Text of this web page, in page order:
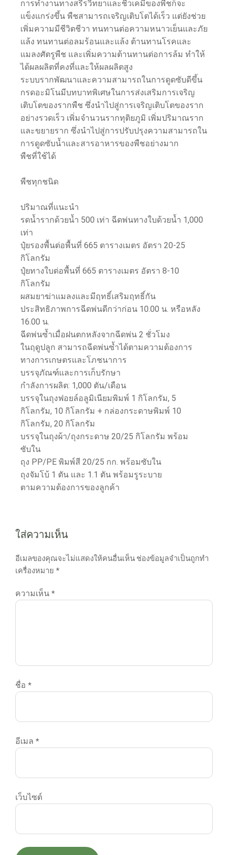
การทำงานทางสรีรวิทยาและชีวเคมีของพืชก็จะ
แข็งแกร่งขึ้น พืชสามารถเจริญเติบโตได้เร็ว แต่ยังช่วย
เพิ่มความมีชีวิตชีวา ทนทานต่อความหนาวเย็นและภัย
แล้ง ทนทานต่อลมร้อนและแล้ง ต้านทานโรคและ
แมลงศัตรูพืช และเพิ่มความต้านทานต่อการล้ม ทำให้
ได้ผลผลิตที่คงที่และให้ผลผลิตสูง
ระบบรากพัฒนาและความสามารถในการดูดซับดีขึ้น
กรดอะมิโนมีบทบาทพิเศษในการส่งเสริมการเจริญ
เติบโตของรากพืช ซึ่งนำไปสู่การเจริญเติบโตของราก
อย่างรวดเร็ว เพิ่มจำนวนรากทุติยภูมิ เพิ่มปริมาณราก
และขยายราก ซึ่งนำไปสู่การปรับปรุงความสามารถใน
การดูดซับน้ำและสารอาหารของพืชอย่างมาก
พืชที่ใช้ได้
พืชทุกชนิด
ปริมาณที่แนะนำ
รดน้ำรากด้วยน้ำ 500 เท่า ฉีดพ่นทางใบด้วยน้ำ 1,000
เท่า
ปุ๋ยรองพื้นต่อพื้นที่ 665 ตารางเมตร อัตรา 20-25
กิโลกรัม
ปุ๋ยทางใบต่อพื้นที่ 665 ตารางเมตร อัตรา 8-10
กิโลกรัม
ผสมยาฆ่าแมลงและมีฤทธิ์เสริมฤทธิ์กัน
ประสิทธิภาพการฉีดพ่นดีกว่าก่อน 10.00 น. หรือหลัง
16.00 น.
ฉีดพ่นซ้ำเมื่อฝนตกหลังจากฉีดพ่น 2 ชั่วโมง
ในฤดูปลูก สามารถฉีดพ่นซ้ำได้ตามความต้องการ
ทางการเกษตรและโภชนาการ
บรรจุภัณฑ์และการเก็บรักษา
กำลังการผลิต: 1,000 ตัน/เดือน
บรรจุในถุงฟอยล์อลูมิเนียมพิมพ์ 1 กิโลกรัม, 5
กิโลกรัม, 10 กิโลกรัม + กล่องกระดาษพิมพ์ 10
กิโลกรัม, 20 กิโลกรัม
บรรจุในถุงผ้า/ถุงกระดาษ 20/25 กิโลกรัม พร้อม
ซับใน
ถุง PP/PE พิมพ์สี 20/25 กก. พร้อมซับใน
ถุงจัมโบ้ 1 ตัน และ 1.1 ตัน พร้อมรูระบาย
ตามความต้องการของลูกค้า
ใส่ความเห็น
อีเมลของคุณจะไม่แสดงให้คนอื่นเห็น ช่องข้อมูลจำเป็นถูกทำ
เครื่องหมาย *
ความเห็น *
ชื่อ *
อีเมล *
เว็บไซต์